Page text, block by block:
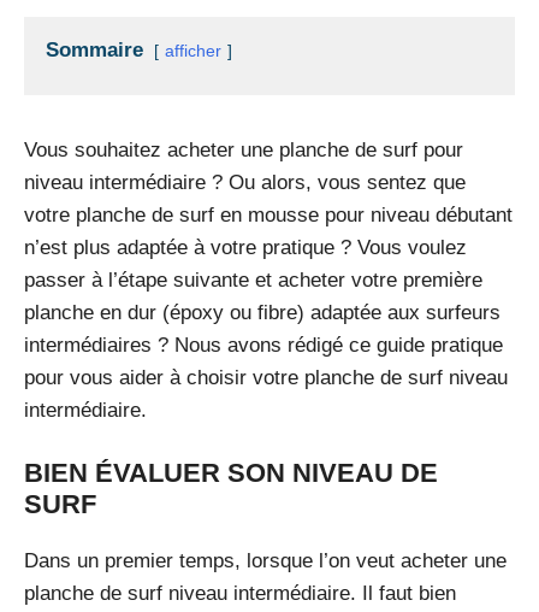
Sommaire afficher
Vous souhaitez acheter une planche de surf pour
niveau intermédiaire ? Ou alors, vous sentez que
votre planche de surf en mousse pour niveau débutant
n’est plus adaptée à votre pratique ? Vous voulez
passer à l’étape suivante et acheter votre première
planche en dur (époxy ou fibre) adaptée aux surfeurs
intermédiaires ? Nous avons rédigé ce guide pratique
pour vous aider à choisir votre planche de surf niveau
intermédiaire.
BIEN ÉVALUER SON NIVEAU DE
SURF
Dans un premier temps, lorsque l’on veut acheter une
planche de surf niveau intermédiaire. Il faut bien